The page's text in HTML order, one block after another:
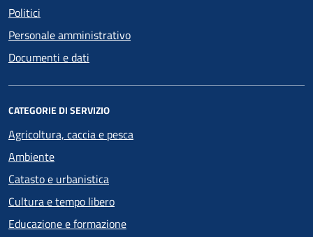
Politici
Personale amministrativo
Documenti e dati
CATEGORIE DI SERVIZIO
Agricoltura, caccia e pesca
Ambiente
Catasto e urbanistica
Cultura e tempo libero
Educazione e formazione